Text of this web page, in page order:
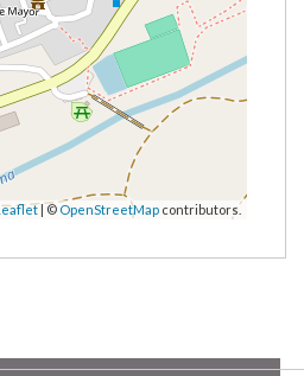
| © OpenStreetMap contributors.